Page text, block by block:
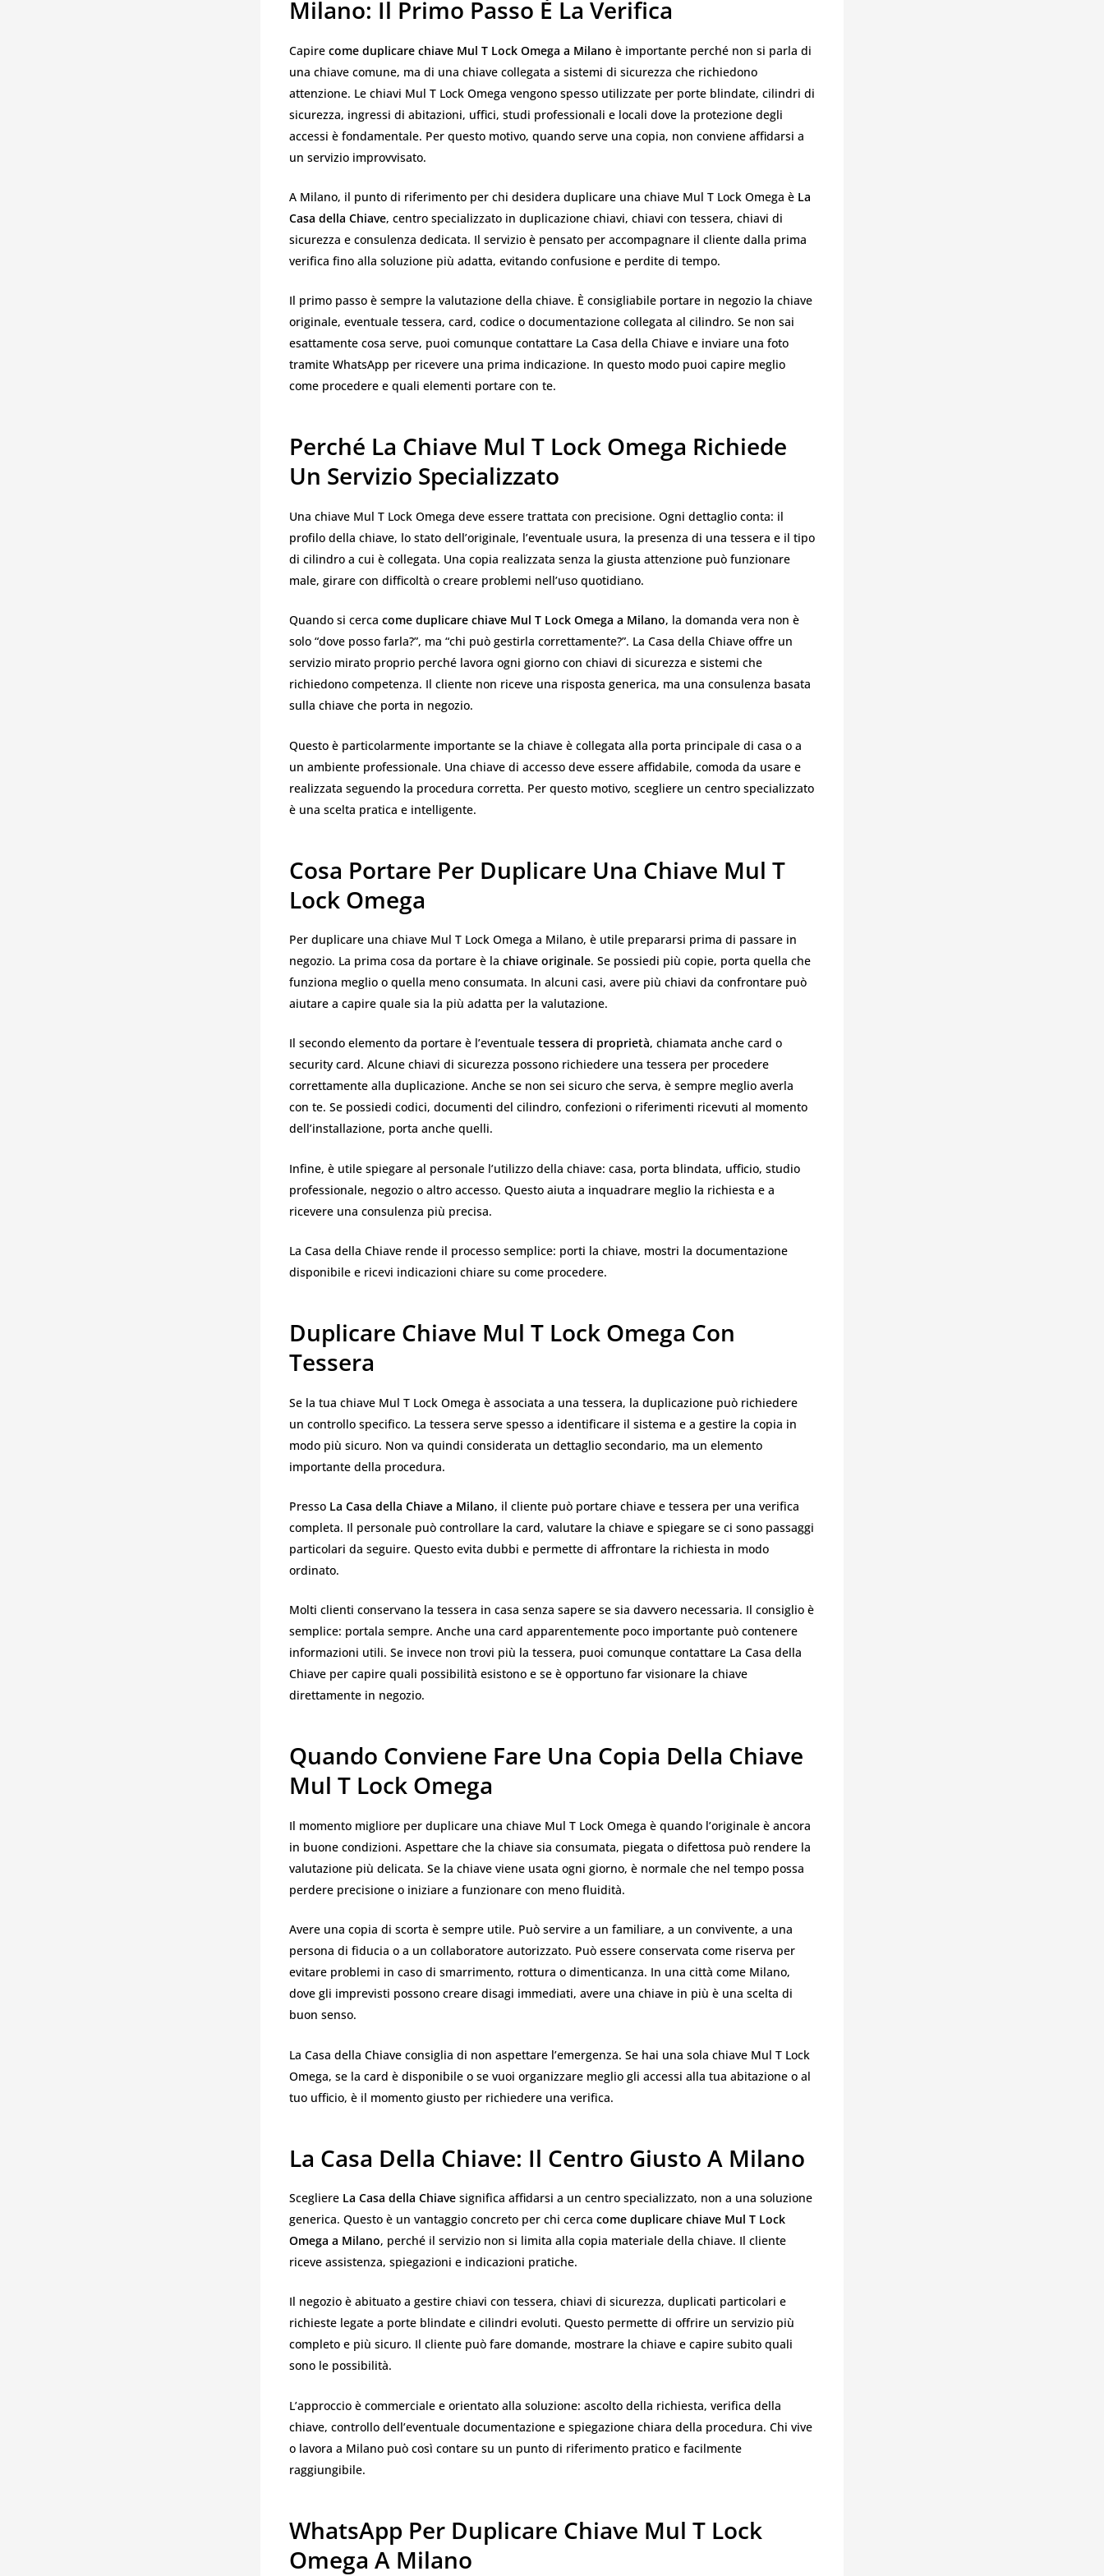
Milano: Il Primo Passo È La Verifica
Capire come duplicare chiave Mul T Lock Omega a Milano è importante perché non si parla di
una chiave comune, ma di una chiave collegata a sistemi di sicurezza che richiedono
attenzione. Le chiavi Mul T Lock Omega vengono spesso utilizzate per porte blindate, cilindri di
sicurezza, ingressi di abitazioni, uffici, studi professionali e locali dove la protezione degli
accessi è fondamentale. Per questo motivo, quando serve una copia, non conviene affidarsi a
un servizio improvvisato.
A Milano, il punto di riferimento per chi desidera duplicare una chiave Mul T Lock Omega è La
Casa della Chiave, centro specializzato in duplicazione chiavi, chiavi con tessera, chiavi di
sicurezza e consulenza dedicata. Il servizio è pensato per accompagnare il cliente dalla prima
verifica fino alla soluzione più adatta, evitando confusione e perdite di tempo.
Il primo passo è sempre la valutazione della chiave. È consigliabile portare in negozio la chiave
originale, eventuale tessera, card, codice o documentazione collegata al cilindro. Se non sai
esattamente cosa serve, puoi comunque contattare La Casa della Chiave e inviare una foto
tramite WhatsApp per ricevere una prima indicazione. In questo modo puoi capire meglio
come procedere e quali elementi portare con te.
Perché La Chiave Mul T Lock Omega Richiede
Un Servizio Specializzato
Una chiave Mul T Lock Omega deve essere trattata con precisione. Ogni dettaglio conta: il
profilo della chiave, lo stato dell’originale, l’eventuale usura, la presenza di una tessera e il tipo
di cilindro a cui è collegata. Una copia realizzata senza la giusta attenzione può funzionare
male, girare con difficoltà o creare problemi nell’uso quotidiano.
Quando si cerca come duplicare chiave Mul T Lock Omega a Milano, la domanda vera non è
solo “dove posso farla?”, ma “chi può gestirla correttamente?”. La Casa della Chiave offre un
servizio mirato proprio perché lavora ogni giorno con chiavi di sicurezza e sistemi che
richiedono competenza. Il cliente non riceve una risposta generica, ma una consulenza basata
sulla chiave che porta in negozio.
Questo è particolarmente importante se la chiave è collegata alla porta principale di casa o a
un ambiente professionale. Una chiave di accesso deve essere affidabile, comoda da usare e
realizzata seguendo la procedura corretta. Per questo motivo, scegliere un centro specializzato
è una scelta pratica e intelligente.
Cosa Portare Per Duplicare Una Chiave Mul T
Lock Omega
Per duplicare una chiave Mul T Lock Omega a Milano, è utile prepararsi prima di passare in
negozio. La prima cosa da portare è la chiave originale. Se possiedi più copie, porta quella che
funziona meglio o quella meno consumata. In alcuni casi, avere più chiavi da confrontare può
aiutare a capire quale sia la più adatta per la valutazione.
Il secondo elemento da portare è l’eventuale tessera di proprietà, chiamata anche card o
security card. Alcune chiavi di sicurezza possono richiedere una tessera per procedere
correttamente alla duplicazione. Anche se non sei sicuro che serva, è sempre meglio averla
con te. Se possiedi codici, documenti del cilindro, confezioni o riferimenti ricevuti al momento
dell’installazione, porta anche quelli.
Infine, è utile spiegare al personale l’utilizzo della chiave: casa, porta blindata, ufficio, studio
professionale, negozio o altro accesso. Questo aiuta a inquadrare meglio la richiesta e a
ricevere una consulenza più precisa.
La Casa della Chiave rende il processo semplice: porti la chiave, mostri la documentazione
disponibile e ricevi indicazioni chiare su come procedere.
Duplicare Chiave Mul T Lock Omega Con
Tessera
Se la tua chiave Mul T Lock Omega è associata a una tessera, la duplicazione può richiedere
un controllo specifico. La tessera serve spesso a identificare il sistema e a gestire la copia in
modo più sicuro. Non va quindi considerata un dettaglio secondario, ma un elemento
importante della procedura.
Presso La Casa della Chiave a Milano, il cliente può portare chiave e tessera per una verifica
completa. Il personale può controllare la card, valutare la chiave e spiegare se ci sono passaggi
particolari da seguire. Questo evita dubbi e permette di affrontare la richiesta in modo
ordinato.
Molti clienti conservano la tessera in casa senza sapere se sia davvero necessaria. Il consiglio è
semplice: portala sempre. Anche una card apparentemente poco importante può contenere
informazioni utili. Se invece non trovi più la tessera, puoi comunque contattare La Casa della
Chiave per capire quali possibilità esistono e se è opportuno far visionare la chiave
direttamente in negozio.
Quando Conviene Fare Una Copia Della Chiave
Mul T Lock Omega
Il momento migliore per duplicare una chiave Mul T Lock Omega è quando l’originale è ancora
in buone condizioni. Aspettare che la chiave sia consumata, piegata o difettosa può rendere la
valutazione più delicata. Se la chiave viene usata ogni giorno, è normale che nel tempo possa
perdere precisione o iniziare a funzionare con meno fluidità.
Avere una copia di scorta è sempre utile. Può servire a un familiare, a un convivente, a una
persona di fiducia o a un collaboratore autorizzato. Può essere conservata come riserva per
evitare problemi in caso di smarrimento, rottura o dimenticanza. In una città come Milano,
dove gli imprevisti possono creare disagi immediati, avere una chiave in più è una scelta di
buon senso.
La Casa della Chiave consiglia di non aspettare l’emergenza. Se hai una sola chiave Mul T Lock
Omega, se la card è disponibile o se vuoi organizzare meglio gli accessi alla tua abitazione o al
tuo ufficio, è il momento giusto per richiedere una verifica.
La Casa Della Chiave: Il Centro Giusto A Milano
Scegliere La Casa della Chiave significa affidarsi a un centro specializzato, non a una soluzione
generica. Questo è un vantaggio concreto per chi cerca come duplicare chiave Mul T Lock
Omega a Milano, perché il servizio non si limita alla copia materiale della chiave. Il cliente
riceve assistenza, spiegazioni e indicazioni pratiche.
Il negozio è abituato a gestire chiavi con tessera, chiavi di sicurezza, duplicati particolari e
richieste legate a porte blindate e cilindri evoluti. Questo permette di offrire un servizio più
completo e più sicuro. Il cliente può fare domande, mostrare la chiave e capire subito quali
sono le possibilità.
L’approccio è commerciale e orientato alla soluzione: ascolto della richiesta, verifica della
chiave, controllo dell’eventuale documentazione e spiegazione chiara della procedura. Chi vive
o lavora a Milano può così contare su un punto di riferimento pratico e facilmente
raggiungibile.
WhatsApp Per Duplicare Chiave Mul T Lock
Omega A Milano